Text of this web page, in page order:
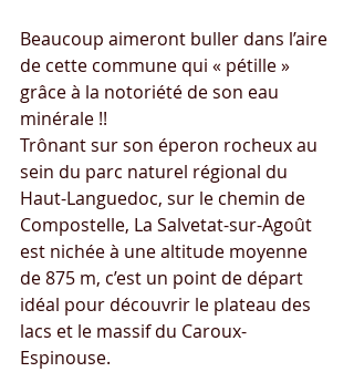
Beaucoup aimeront buller dans l’aire
de cette commune qui « pétille »
grâce à la notoriété de son eau
minérale !!
Trônant sur son éperon rocheux au
sein du parc naturel régional du
Haut-Languedoc, sur le chemin de
Compostelle, La Salvetat-sur-Agoût
est nichée à une altitude moyenne
de 875 m, c’est un point de départ
idéal pour découvrir le plateau des
lacs et le massif du Caroux-
Espinouse.